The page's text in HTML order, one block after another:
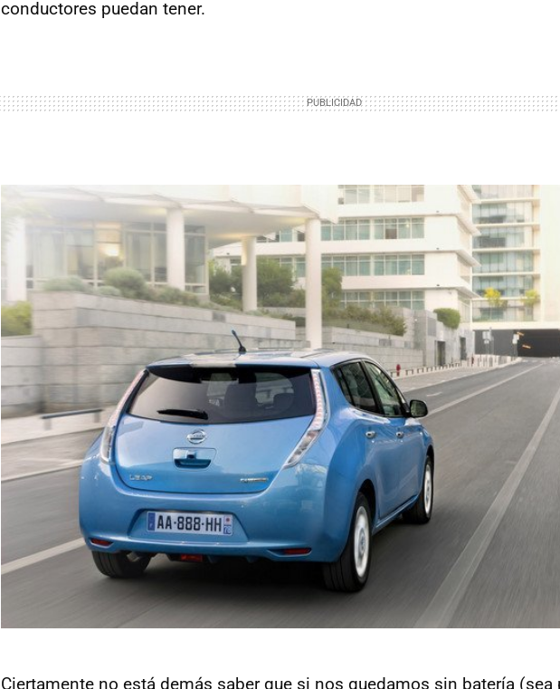
conductores puedan tener.
Ciertamente no está demás saber que si nos quedamos sin batería (sea